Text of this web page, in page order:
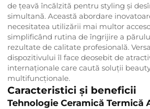
de țeavă încălzită pentru styling și
simultană. Această abordare
necesitatea utilizării mai multor
simplificând rutina de îngrijire a
rezultate de calitate profesională.
dispozitivului îl face deosebit de
internaționale care caută soluții
multifuncționale.
Caracteristici și beneficii
Tehnologie Ceramică Termică